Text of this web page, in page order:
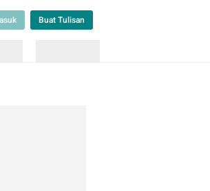
Buat Tulisan